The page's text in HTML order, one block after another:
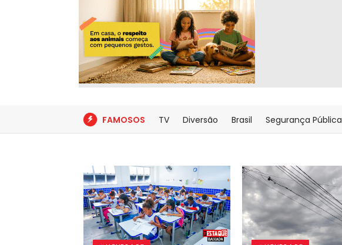
FAMOSOS TV Diversão Brasil Segurança Pública